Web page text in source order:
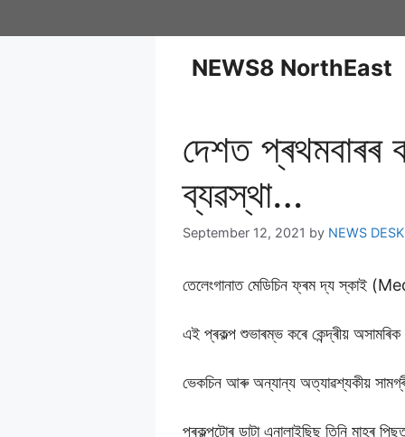
NEWS8 NorthEast
দেশত প্ৰথমবাৰৰ
ব্যৱস্থা…
September 12, 2021 by NEWS DESK
তেলেংগানাত মেডিচিন ফ্ৰম দ্য
এই প্ৰকল্প শুভাৰম্ভ কৰে কেন্দ্ৰীয় অসামৰিক
ভেকচিন আৰু অন্যান্য অত্যাৱশ্যকীয়
প্ৰকল্পটোৰ ডাটা এনালাইছিছ তিনি মাহৰ